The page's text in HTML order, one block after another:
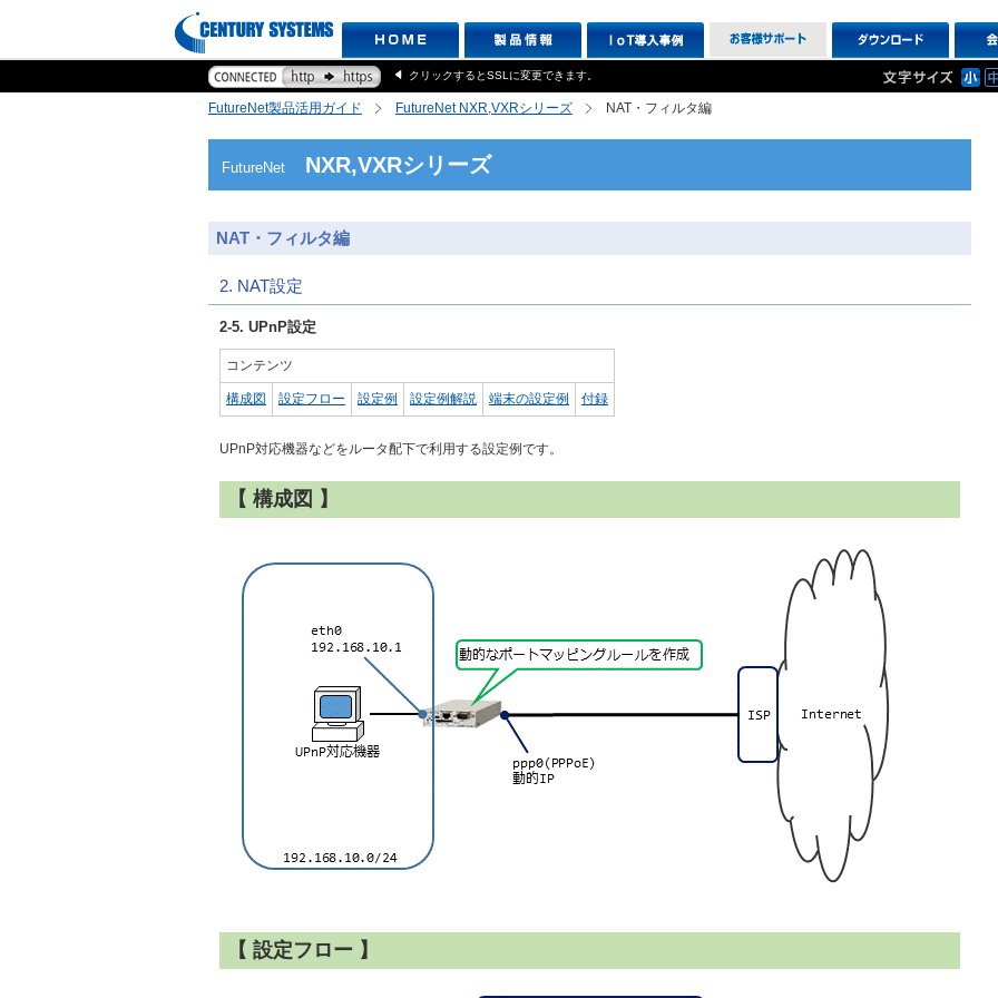
クリックするとSSLに変更できます。
FutureNet製品活用ガイド FutureNet NXR,VXRシリーズ NAT・フィルタ編
FutureNet NXR,VXRシリーズ
NAT・フィルタ編
2. NAT設定
2-5. UPnP設定
コンテンツ
構成図 設定フロー 設定例 設定例解説 端末の設定例 付録
UPnP対応機器などをルータ配下で利用する設定例です。
【 構成図 】
【 設定フロー 】